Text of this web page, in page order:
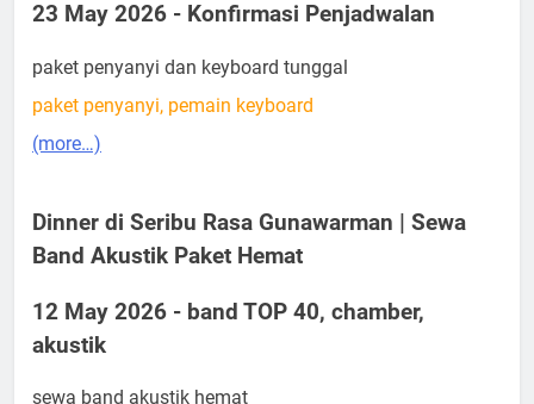
23 May 2026 - Konfirmasi Penjadwalan
paket penyanyi dan keyboard tunggal
paket penyanyi, pemain keyboard
(more…)
Dinner di Seribu Rasa Gunawarman | Sewa
Band Akustik Paket Hemat
12 May 2026 - band TOP 40, chamber,
akustik
sewa band akustik hemat